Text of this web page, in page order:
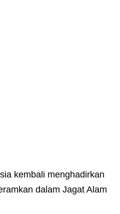
kembali menghadirkan
dalam Jagat Alam